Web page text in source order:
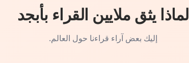
لماذا يثق ملايين القراء بأبجد
إليك بعض آراء قراءنا حول العالم.